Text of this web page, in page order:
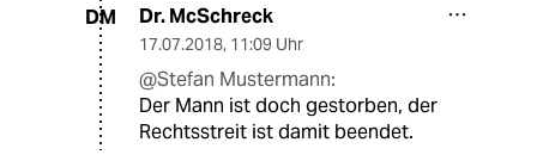
DM Dr. McSchreck
17.07.2018, 11:09 Uhr
@Stefan Mustermann:
Der Mann ist doch gestorben, der
Rechtsstreit ist damit beendet.